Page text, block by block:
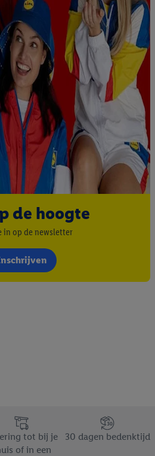
de hoogte
in op de newsletter
USPs van Lidl.be
tot bij je
of in een
30 dagen bedenktijd
Meer informatie, waaronder de
en uw recht om uw
vooruitwerkende kracht in te
Je vindt het